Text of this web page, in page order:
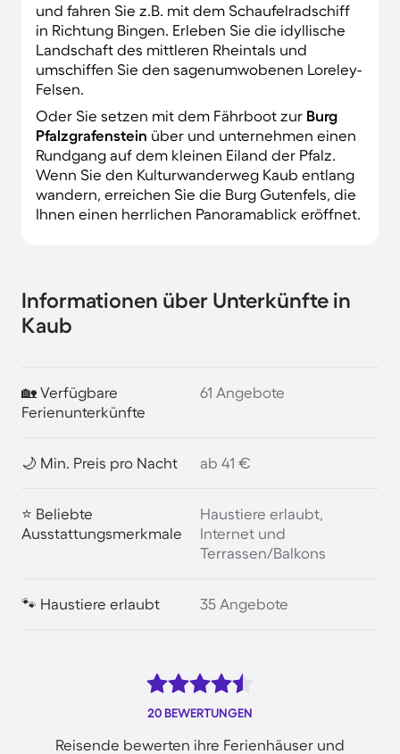
und fahren Sie z.B. mit dem Schaufelradschiff
in Richtung Bingen. Erleben Sie die idyllische
Landschaft des mittleren Rheintals und
umschiffen Sie den sagenumwobenen Loreley-
Felsen.
Oder Sie setzen mit dem Fährboot zur Burg
Pfalzgrafenstein über und unternehmen einen
Rundgang auf dem kleinen Eiland der Pfalz.
Wenn Sie den Kulturwanderweg Kaub entlang
wandern, erreichen Sie die Burg Gutenfels, die
Ihnen einen herrlichen Panoramablick eröffnet.
Informationen über Unterkünfte in
Kaub
🏡 Verfügbare
Ferienunterkünfte
61 Angebote
🌙 Min. Preis pro Nacht ab 41 €
⭐ Beliebte
Ausstattungsmerkmale
Haustiere erlaubt,
Internet und
Terrassen/Balkons
🐾 Haustiere erlaubt 35 Angebote
20 BEWERTUNGEN
Reisende bewerten ihre Ferienhäuser und